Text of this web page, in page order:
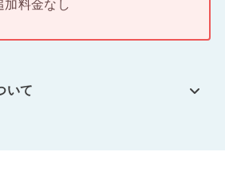
加料金なし
いて